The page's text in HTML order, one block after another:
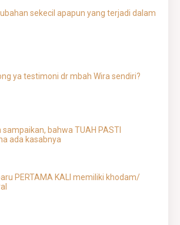
sekecil apapun yang terjadi dalam
ya testimoni dr mbah Wira sendiri?
sampaikan, bahwa TUAH PASTI
ada kasabnya
PERTAMA KALI memiliki khodam/